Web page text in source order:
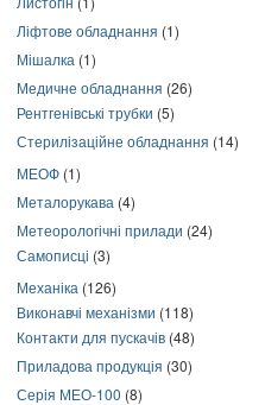
Ліфтове обладнання (1)
Мішалка (1)
Медичне обладнання (26)
Рентгенівські трубки (5)
Стерилізаційне обладнання (14)
МЕОФ (1)
Металорукава (4)
Метеорологічні прилади (24)
Самописці (3)
Механіка (126)
Виконавчі механізми (118)
Контакти для пускачів (48)
Приладова продукція (30)
Серія МЕО-100 (8)